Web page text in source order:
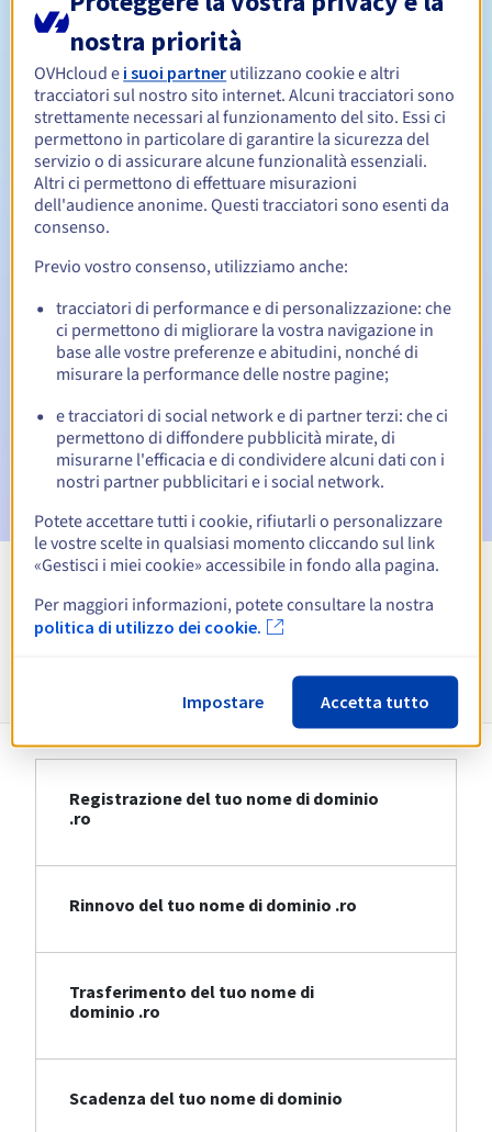
Periodo di registrazione Da 1 a 10 anni
Periodo di rinnovo Da 1 a 10 anni
Redemption period 90 giorni
Email di notifica:60, 30, 15, 7 e 3 giorni prima della
scadenza
Email il giorno della scadenza
per notificare la
sospensione del nome di dominio
Email dopo il Redemption Grace Period per notificare la
cancellazione del nome di dominio
Visualizza tutte le estensioni
Registrazione del tuo nome di dominio
.ro
Rinnovo del tuo nome di dominio .ro
Trasferimento del tuo nome di
dominio .ro
Scadenza del tuo nome di dominio
nostra priorità
OVHcloud e i suoi partner utilizzano cookie e altri
tracciatori sul nostro sito internet. Alcuni tracciatori sono
strettamente necessari al funzionamento del sito. Essi ci
permettono in particolare di garantire la sicurezza del
servizio o di assicurare alcune funzionalità essenziali.
Altri ci permettono di effettuare misurazioni
dell'audience anonime. Questi tracciatori sono esenti da
consenso.
Previo vostro consenso, utilizziamo anche:
tracciatori di performance e di personalizzazione: che
ci permettono di migliorare la vostra navigazione in
base alle vostre preferenze e abitudini, nonché di
misurare la performance delle nostre pagine;
e tracciatori di social network e di partner terzi: che ci
permettono di diffondere pubblicità mirate, di
misurarne l'efficacia e di condividere alcuni dati con i
nostri partner pubblicitari e i social network.
Potete accettare tutti i cookie, rifiutarli o personalizzare
le vostre scelte in qualsiasi momento cliccando sul link
«Gestisci i miei cookie» accessibile in fondo alla pagina.
Per maggiori informazioni, potete consultare la nostra
politica di utilizzo dei cookie.
Impostare Accetta tutto